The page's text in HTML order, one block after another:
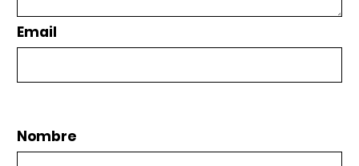
Email
Nombre